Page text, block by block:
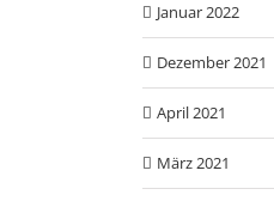
Januar 2022
Dezember 2021
April 2021
März 2021